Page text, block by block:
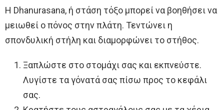
Η Dhanurasana, ή στάση τόξο μπορεί να βοηθήσει να
μειωθεί ο πόνος στην πλάτη. Τεντώνει η
σπονδυλική στήλη και διαμορφώνει το στήθος.
Ξαπλώστε στο στομάχι σας και εκπνεύστε.
Λυγίστε τα γόνατά σας πίσω προς το κεφάλι
σας.